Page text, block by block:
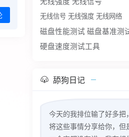
无线信号 无线强度 无线网络
磁盘性能测试 磁盘基准测
硬盘速度测试工具
舔狗日记
今天的我排位输了好多把
将这些事情分享给你，但